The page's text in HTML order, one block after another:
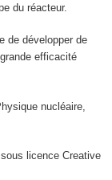
du réacteur.
de développer de
efficacité
nucléaire,
licence Creative